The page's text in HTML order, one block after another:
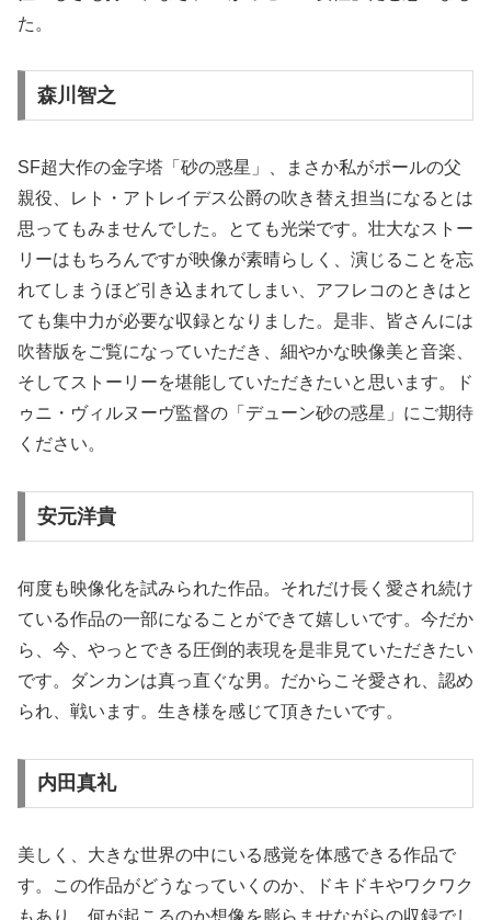
た。
森川智之
SF超大作の金字塔「砂の惑星」、まさか私がポールの父
親役、レト・アトレイデス公爵の吹き替え担当になるとは
思ってもみませんでした。とても光栄です。壮大なストー
リーはもちろんですが映像が素晴らしく、演じることを忘
れてしまうほど引き込まれてしまい、アフレコのときはと
ても集中力が必要な収録となりました。是非、皆さんには
吹替版をご覧になっていただき、細やかな映像美と音楽、
そしてストーリーを堪能していただきたいと思います。ド
ゥニ・ヴィルヌーヴ監督の「デューン砂の惑星」にご期待
ください。
安元洋貴
何度も映像化を試みられた作品。それだけ長く愛され続け
ている作品の一部になることができて嬉しいです。今だか
ら、今、やっとできる圧倒的表現を是非見ていただきたい
です。ダンカンは真っ直ぐな男。だからこそ愛され、認め
られ、戦います。生き様を感じて頂きたいです。
内田真礼
美しく、大きな世界の中にいる感覚を体感できる作品で
す。この作品がどうなっていくのか、ドキドキやワクワク